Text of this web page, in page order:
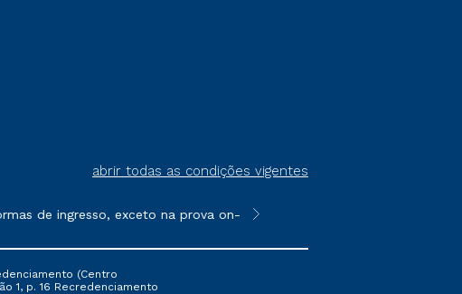
abrir todas as condições vigentes
de ingresso, exceto na prova on-line ou agendada, que ofertam
**Semipresencial é um formato do
(Centro
1, p. 16 Recredenciamento